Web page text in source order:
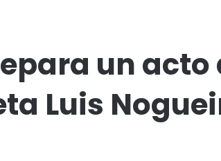
un acto
Luis